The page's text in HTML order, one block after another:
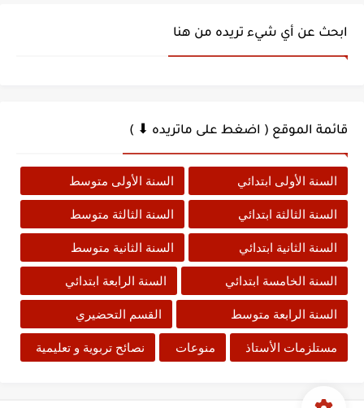
ابحث عن أي شيء تريده من هنا
قائمة الموقع ( اضغط على ماتريده ⬇ )
السنة الأولى ابتدائي السنة الأولى متوسط
السنة الثالثة ابتدائي السنة الثالثة متوسط
السنة الثانية ابتدائي السنة الثانية متوسط
السنة الخامسة ابتدائي السنة الرابعة ابتدائي
السنة الرابعة متوسط القسم التحضيري
مستلزمات الأستاذ منوعات نصائح تربوية و تعليمية